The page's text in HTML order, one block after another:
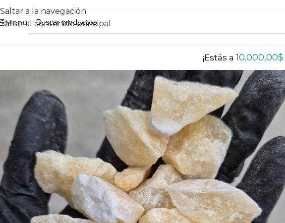
Saltar a la navegación
Saltar al contenido principal
Menú
¡Estás a10.000,00$